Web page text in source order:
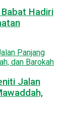
Hadiri
Jalan